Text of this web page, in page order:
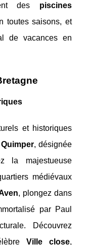
des piscines
toutes saisons, et
de vacances en
et historiques
Quimper, désignée
la majestueuse
médiévaux
, plongez dans
par Paul
Découvrez
Ville close,